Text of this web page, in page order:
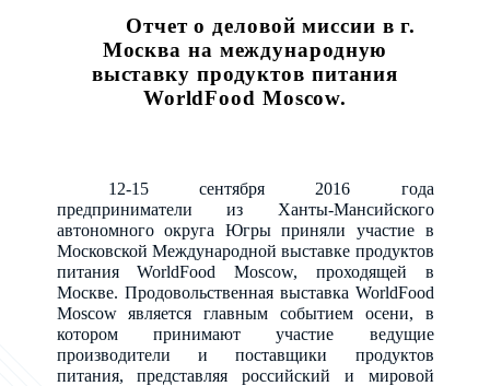
Отчет о деловой миссии в г.
Москва на международную
выставку продуктов питания
WorldFood Moscow.
12-15 сентября 2016 года
предприниматели из Ханты-Мансийского
автономного округа Югры приняли участие в
Московской Международной выставке продуктов
питания WorldFood Moscow, проходящей в
Москве. Продовольственная выставка WorldFood
Moscow является главным событием осени, в
котором принимают участие ведущие
производители и поставщики продуктов
питания, представляя российский и мировой